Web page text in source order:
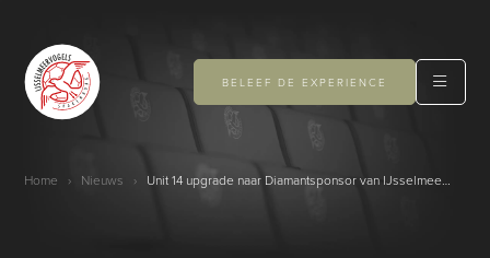
BELEEF DE EXPERIENCE
Home › Nieuws › Unit 14 upgrade naar Diamantsponsor van IJsselmeervogels!